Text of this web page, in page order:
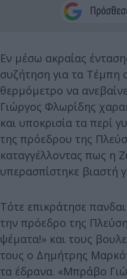
Εν μέσω ακραίας
συζήτηση για τα Τέμπη
θερμόμετρο να
Γιώργος Φλωρίδης
και υποκρισία τα περί
της πρόεδρου της
καταγγέλλοντας πως η
υπερασπίστηκε βιαστή
Τότε επικράτησε
την πρόεδρο της
ψέματα!» και τους
τους ο Δημήτρης
τα έδρανα. «Μπράβο